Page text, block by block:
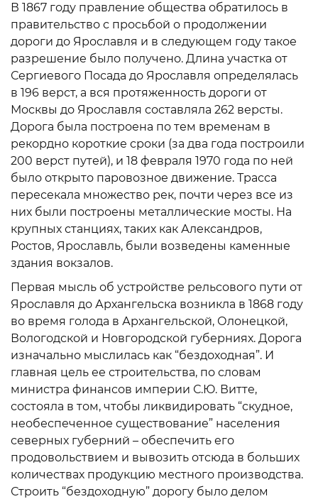
В 1867 году правление общества обратилось в
правительство с просьбой о продолжении
дороги до Ярославля и в следующем году такое
разрешение было получено. Длина участка от
Сергиевого Посада до Ярославля определялась
в 196 верст, а вся протяженность дороги от
Москвы до Ярославля составляла 262 версты.
Дорога была построена по тем временам в
рекордно короткие сроки (за два года построили
200 верст путей), и 18 февраля 1970 года по ней
было открыто паровозное движение. Трасса
пересекала множество рек, почти через все из
них были построены металлические мосты. На
крупных станциях, таких как Александров,
Ростов, Ярославль, были возведены каменные
здания вокзалов.
Первая мысль об устройстве рельсового пути от
Ярославля до Архангельска возникла в 1868 году
во время голода в Архангельской, Олонецкой,
Вологодской и Новгородской губерниях. Дорога
изначально мыслилась как “бездоходная”. И
главная цель ее строительства, по словам
министра финансов империи С.Ю. Витте,
состояла в том, чтобы ликвидировать “скудное,
необеспеченное существование” населения
северных губерний – обеспечить его
продовольствием и вывозить отсюда в больших
количествах продукцию местного производства.
Строить “бездоходную” дорогу было делом